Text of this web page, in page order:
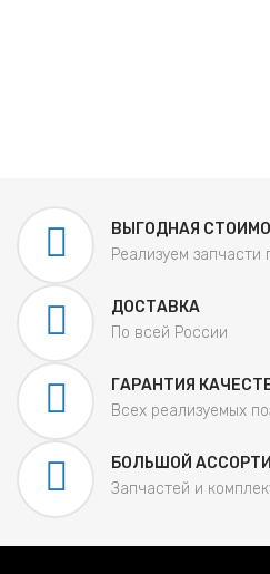
ВЫГОДНАЯ
Реализуем
ДОСТАВКА
По всей России
ГАРАНТИЯ
Всех реализуемых
БОЛЬШОЙ
Запчастей и